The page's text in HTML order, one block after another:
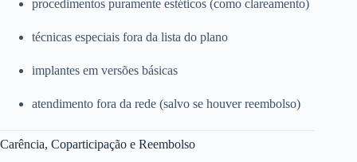
procedimentos puramente estéticos (como clareamento)
técnicas especiais fora da lista do plano
implantes em versões básicas
atendimento fora da rede (salvo se houver reembolso)
Carência, Coparticipação e Reembolso